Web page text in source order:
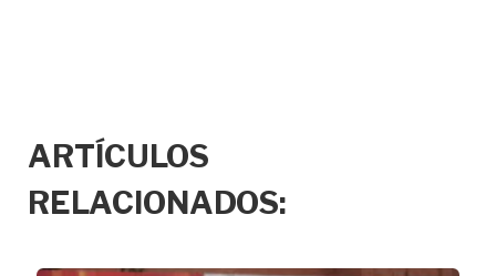
ARTÍCULOS
RELACIONADOS: